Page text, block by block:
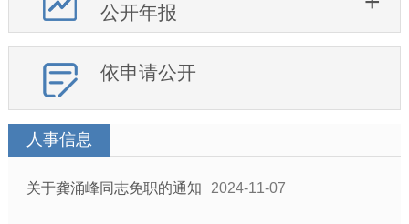
公开年报
依申请公开
人事信息
关于龚涌峰同志免职的通知 2024-11-07